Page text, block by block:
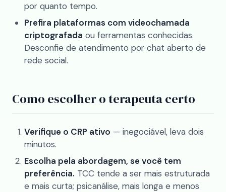
por quanto tempo.
Prefira plataformas com videochamada
criptografada ou ferramentas conhecidas.
Desconfie de atendimento por chat aberto de
rede social.
Como escolher o terapeuta certo
Verifique o CRP ativo — inegociável, leva dois
minutos.
Escolha pela abordagem, se você tem
preferência. TCC tende a ser mais estruturada
e mais curta; psicanálise, mais longa e menos